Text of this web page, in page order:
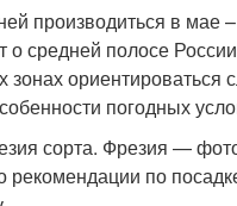
производиться в мае
о средней полосе
зонах ориентироваться
погодных